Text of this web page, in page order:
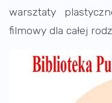
warsztaty
filmowy dla całej